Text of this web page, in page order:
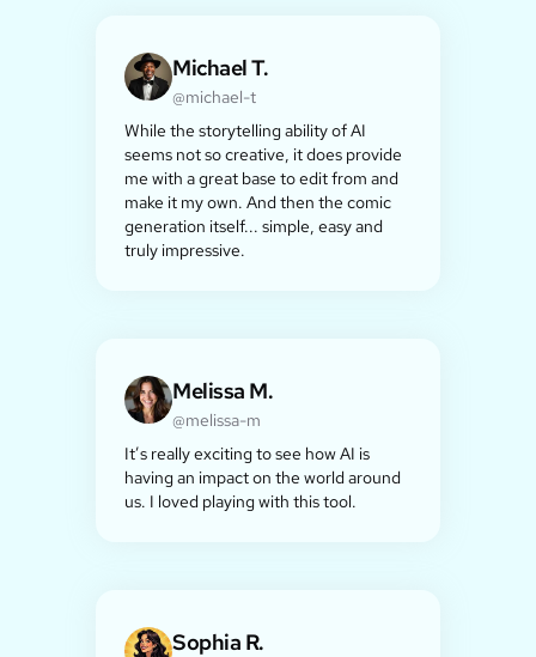
Michael T.
@michael-t
While the storytelling ability of AI
seems not so creative, it does provide
me with a great base to edit from and
make it my own. And then the comic
generation itself... simple, easy and
truly impressive.
Melissa M.
@melissa-m
It’s really exciting to see how AI is
having an impact on the world around
us. I loved playing with this tool.
Sophia R.